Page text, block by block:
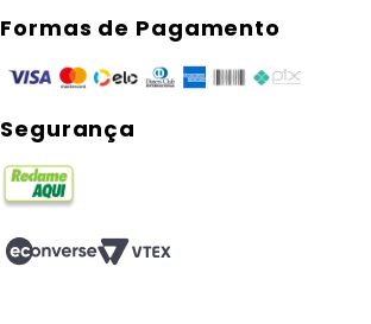
Formas de Pagamento
Segurança